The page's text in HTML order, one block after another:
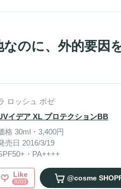
のに、外的要因
ロッシュ ポゼ
イデア XL プロテクションBB
格 30ml・3,400円
売日 2016/3/19
・PA++++
Like
8203 @cosme